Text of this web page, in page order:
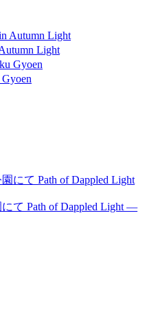
Light
て Path of Dappled Light —